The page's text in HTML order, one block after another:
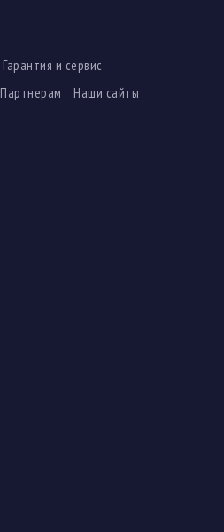
Гарантия и сервис
Партнерам
Наши сайты